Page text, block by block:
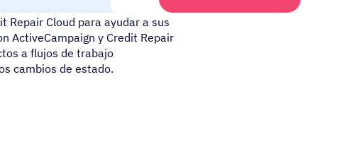
basado en la nube y CRM para
Repair Cloud para ayudar a sus
ActiveCampaign y Credit Repair
a flujos de trabajo
cambios de estado.